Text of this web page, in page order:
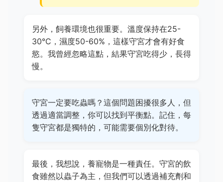
另外，飼養環境也很重要。溫度保持在25-
30°C，濕度50-60%，這樣守宮才會有好食
慾。我曾經忽略這點，結果守宮吃得少，長得
慢。
守宮一定要吃蟲嗎？這個問題困擾很多人，但
透過適當調整，你可以找到平衡點。記住，每
隻守宮都是獨特的，可能需要個別化對待。
最後，我想說，養寵物是一種責任。守宮的飲
食雖然以蟲子為主，但我們可以透過補充劑和